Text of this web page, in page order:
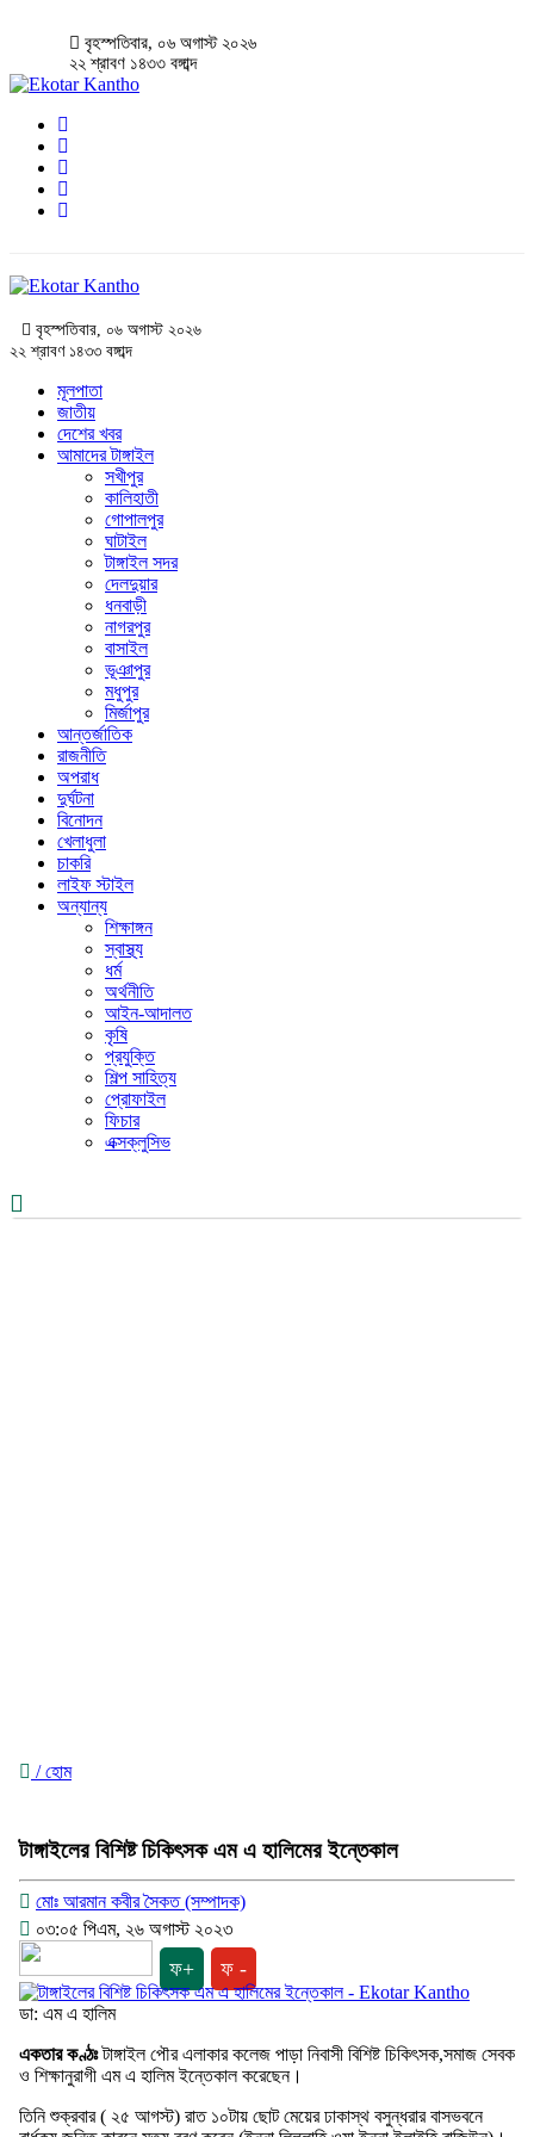
বৃহস্পতিবার, ০৬ অগাস্ট ২০২৬
২২ শ্রাবণ ১৪৩৩ বঙ্গাব্দ
বৃহস্পতিবার, ০৬ অগাস্ট ২০২৬
২২ শ্রাবণ ১৪৩৩ বঙ্গাব্দ
মূলপাতা
জাতীয়
দেশের খবর
আমাদের টাঙ্গাইল
সখীপুর
কালিহাতী
গোপালপুর
ঘাটাইল
টাঙ্গাইল সদর
দেলদুয়ার
ধনবাড়ী
নাগরপুর
বাসাইল
ভূঞাপুর
মধুপুর
মির্জাপুর
আন্তর্জাতিক
রাজনীতি
অপরাধ
দুর্ঘটনা
বিনোদন
খেলাধুলা
চাকরি
লাইফ স্টাইল
অন্যান্য
শিক্ষাঙ্গন
স্বাস্থ্য
ধর্ম
অর্থনীতি
আইন-আদালত
কৃষি
প্রযুক্তি
শিল্প সাহিত্য
প্রোফাইল
ফিচার
এক্সক্লুসিভ
/ হোম
টাঙ্গাইলের বিশিষ্ট চিকিৎসক এম এ হালিমের ইন্তেকাল
মোঃ আরমান কবীর সৈকত (সম্পাদক)
০৩:০৫ পিএম, ২৬ অগাস্ট ২০২৩
ফ+ ফ -
ডা: এম এ হালিম
একতার কণ্ঠঃটাঙ্গাইল পৌর এলাকার কলেজ পাড়া নিবাসী বিশিষ্ট চিকিৎসক,সমাজ সেবক
ও শিক্ষানুরাগী এম এ হালিম ইন্তেকাল করেছেন।
তিনি শুক্রবার ( ২৫ আগস্ট) রাত ১০টায় ছোট মেয়ের ঢাকাস্থ বসুন্ধরার বাসভবনে